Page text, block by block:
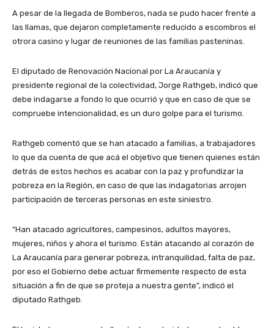
A pesar de la llegada de Bomberos, nada se pudo hacer frente a
las llamas, que dejaron completamente reducido a escombros el
otrora casino y lugar de reuniones de las familias pasteninas.
El diputado de Renovación Nacional por La Araucanía y
presidente regional de la colectividad, Jorge Rathgeb, indicó que
debe indagarse a fondo lo que ocurrió y que en caso de que se
compruebe intencionalidad, es un duro golpe para el turismo.
Rathgeb comentó que se han atacado a familias, a trabajadores
lo que da cuenta de que acá el objetivo que tienen quienes están
detrás de estos hechos es acabar con la paz y profundizar la
pobreza en la Región, en caso de que las indagatorias arrojen
participación de terceras personas en este siniestro.
“Han atacado agricultores, campesinos, adultos mayores,
mujeres, niños y ahora el turismo. Están atacando al corazón de
La Araucanía para generar pobreza, intranquilidad, falta de paz,
por eso el Gobierno debe actuar firmemente respecto de esta
situación a fin de que se proteja a nuestra gente”, indicó el
diputado Rathgeb.